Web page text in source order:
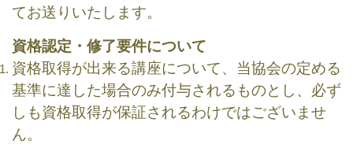
てお送りいたします。
資格認定・修了要件について
資格取得が出来る講座について、当協会の定める
基準に達した場合のみ付与されるものとし、必ず
しも資格取得が保証されるわけではございませ
ん。